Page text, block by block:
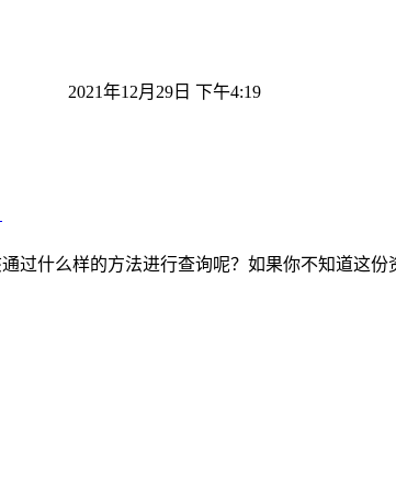
2021年12月29日 下午4:19
过什么样的方法进行查询呢？如果你不知道这